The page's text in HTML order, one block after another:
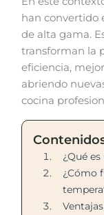
han convertido
de alta gama.
transforman la
eficiencia,
abriendo
cocina
¿Qué
¿Cómo